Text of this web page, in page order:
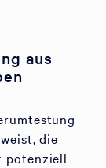
aus
die
potenziell